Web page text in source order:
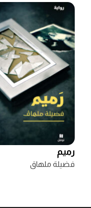
رميم
فضيلة ملهاق